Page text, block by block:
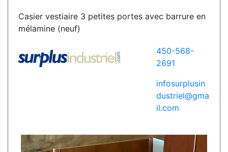
Casier vestiaire 3 petites portes avec barrure en
mélamine (neuf)
450-568-
2691
infosurplusin
dustriel@gma
il.com